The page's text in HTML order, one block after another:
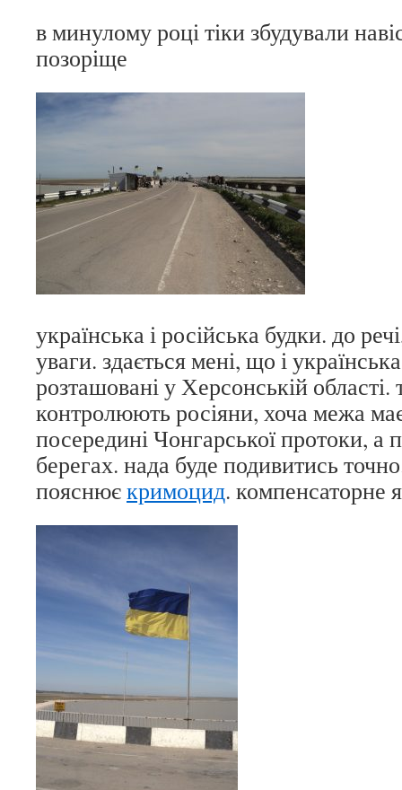
в минулому році тіки збудували
позоріще
українська і російська будки. до
уваги. здається мені, що і
розташовані у Херсонській області.
контролюють росіяни, хоча межа
посередині Чонгарської протоки, а
берегах. нада буде подивитись
пояснюєкримоцид. компенсаторне